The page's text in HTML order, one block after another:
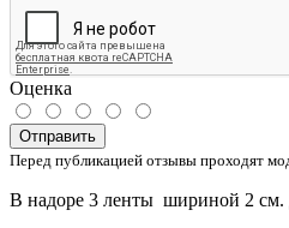
Оценка
Отправить
Перед публикацией отзывы проходят
В надоре 3 ленты шириной 2